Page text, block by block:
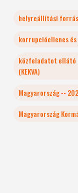
helyreállítási
korrupcióellenes
közfeladatot ellátó
(KEKVA)
Magyarország --
Magyarország